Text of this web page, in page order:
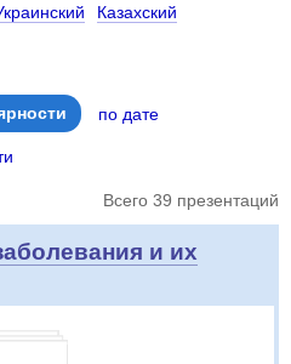
Казахский
по дате
Всего 39 презентаций
и их